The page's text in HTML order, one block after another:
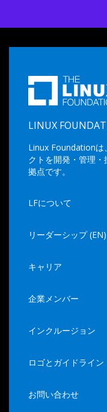
LINUX
Linux Foundationは
クトを開発・管理
拠点です。
LFについて
リーダーシップ (EN)
キャリア
企業メンバー
インクルージョン
ロゴとガイドライン
お問い合わせ